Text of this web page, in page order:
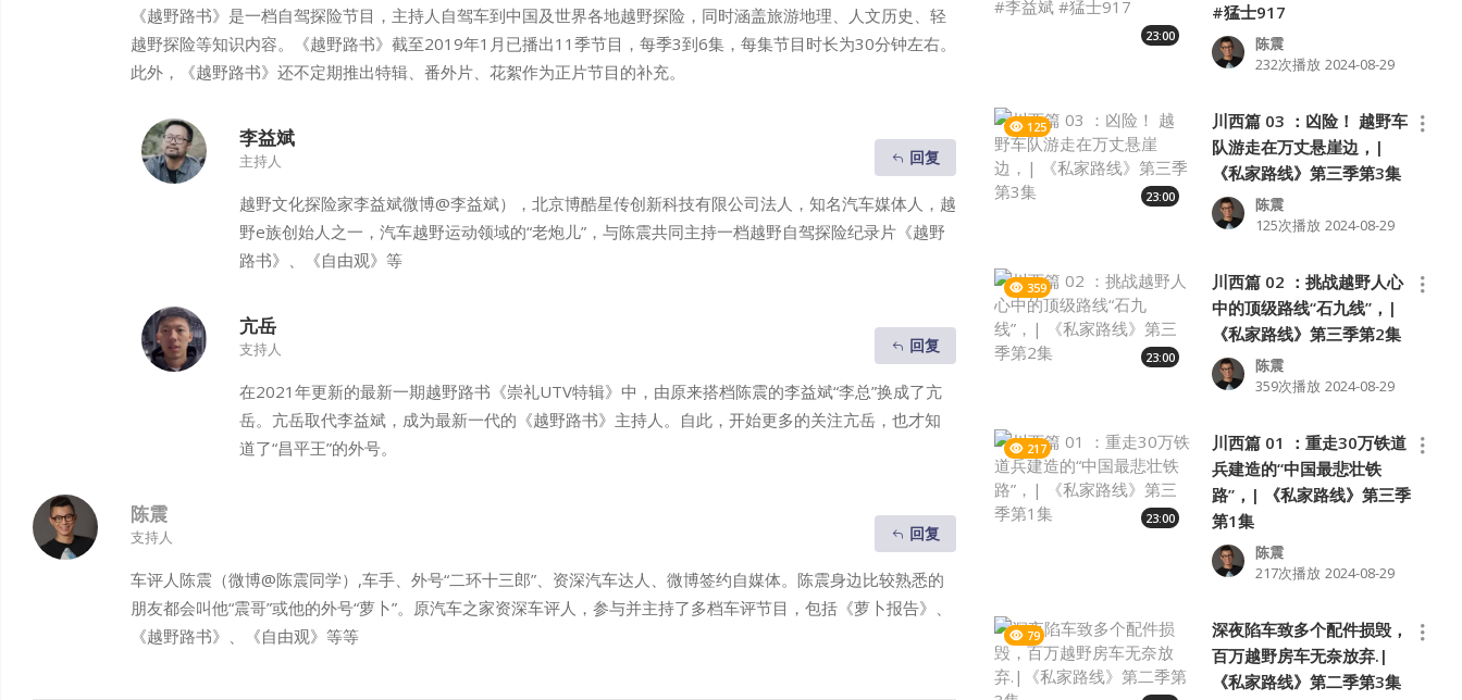
《越野路书》是一档自驾探险节目，主持人自驾车到中国及世界各地越野探险，同时涵盖旅游地理、人文历史、轻
越野探险等知识内容。《越野路书》截至2019年1月已播出11季节目，每季3到6集，每集节目时长为30分钟左右。
此外，《越野路书》还不定期推出特辑、番外片、花絮作为正片节目的补充。
李益斌
主持人 回复
越野文化探险家李益斌微博@李益斌），北京博酷星传创新科技有限公司法人，知名汽车媒体人，越
野e族创始人之一，汽车越野运动领域的“老炮儿”，与陈震共同主持一档越野自驾探险纪录片《越野
路书》、《自由观》等
亢岳
支持人 回复
在2021年更新的最新一期越野路书《崇礼UTV特辑》中，由原来搭档陈震的李益斌“李总”换成了亢
岳。亢岳取代李益斌，成为最新一代的《越野路书》主持人。自此，开始更多的关注亢岳，也才知
道了“昌平王”的外号。
陈震
支持人 回复
车评人陈震（微博@陈震同学）,车手、外号“二环十三郎”、资深汽车达人、微博签约自媒体。陈震身边比较熟悉的
朋友都会叫他“震哥”或他的外号“萝卜”。原汽车之家资深车评人，参与并主持了多档车评节目，包括《萝卜报告》、
《越野路书》、《自由观》等等
23:00
#猛士917
陈震
232次播放 2024-08-29
125
23:00
川西篇 03 ：凶险！ 越野车
队游走在万丈悬崖边，|
《私家路线》第三季第3集
陈震
125次播放 2024-08-29
359
23:00
川西篇 02 ：挑战越野人心
中的顶级路线“石九线”，|
《私家路线》第三季第2集
陈震
359次播放 2024-08-29
217
23:00
川西篇 01 ：重走30万铁道
兵建造的“中国最悲壮铁
路”，| 《私家路线》第三季
第1集
陈震
217次播放 2024-08-29
79
深夜陷车致多个配件损毁，
百万越野房车无奈放弃.|
《私家路线》第二季第3集